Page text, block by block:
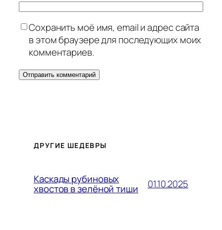
Сохранить моё имя, email и адрес сайта
в этом браузере для последующих моих
комментариев.
ДРУГИЕ ШЕДЕВРЫ
Каскады рубиновых
хвостов в зелёной тиши 01.10.2025